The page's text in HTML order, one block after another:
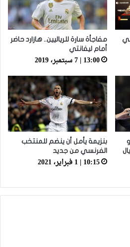
مفاجأة سارة للرياليين.. هازارد حاضر
أمام ليفانتي
13:00 | 7 سبتمبر، 2019
بنزيمة يأمل أن ينضم للمنتخب
الفرنسي من جديد
10:15 | 1 فبراير، 2021